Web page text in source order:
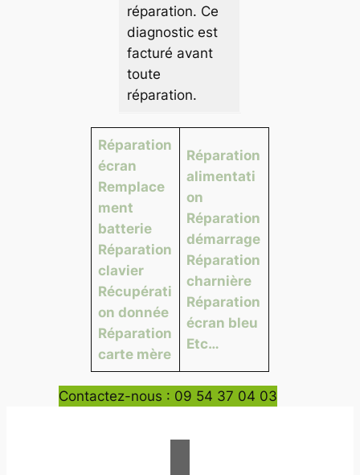
réparation. Ce
diagnostic est
facturé avant
toute
réparation.
Réparation
écran
Remplace
ment
batterie
Réparation
clavier
Récupérati
on donnée
Réparation
carte mère
Réparation
alimentati
on
Réparation
démarrage
Réparation
charnière
Réparation
écran bleu
Etc…
Contactez-nous : 09 54 37 04 03